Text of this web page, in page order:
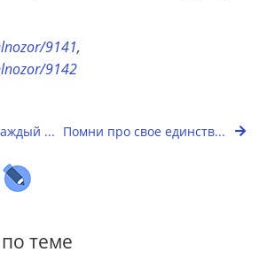
9141,
9142
... Помни про свое единств...
теме